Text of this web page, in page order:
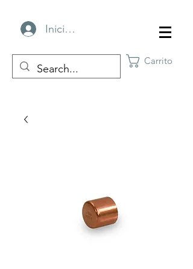
Iniciar sesión
Carrito